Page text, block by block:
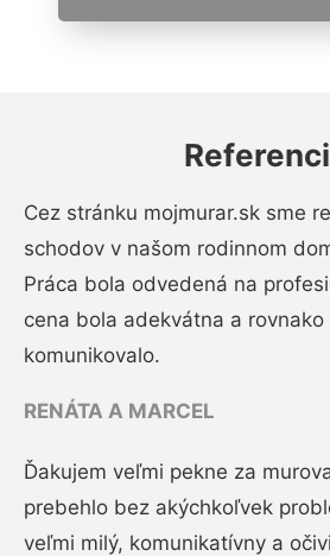
Cez stránku mojmurar.sk sme
schodov v našom rodinnom
Práca bola odvedená na
cena bola adekvátna a
komunikovalo.
RENÁTA A MARCEL
Ďakujem veľmi pekne za
prebehlo bez akýchkoľvek
veľmi milý, komunikatívny a